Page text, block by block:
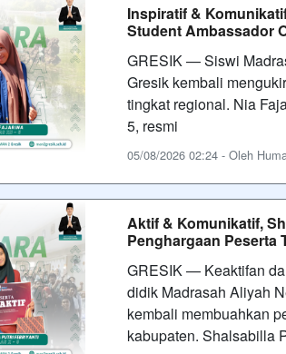
Inspiratif &
Student Ambassador
GRESIK — Siswi
Gresik kembali
tingkat regional. Nia
5, resmi
05/08/2026 02:24 - Oleh
Aktif & Komunikatif,
Penghargaan Peserta
GRESIK — Keaktifan
didik Madrasah Aliyah
kembali membuahkan
kabupaten. Shalsabilla